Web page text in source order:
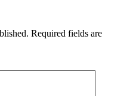
Required fields are